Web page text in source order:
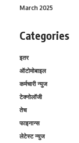
March 2025
Categories
इतर
ऑटोमोबाइल
कर्मचारी न्युज
टेक्नोलॉजी
तेच
फाइनान्स
लेटेस्ट न्युज